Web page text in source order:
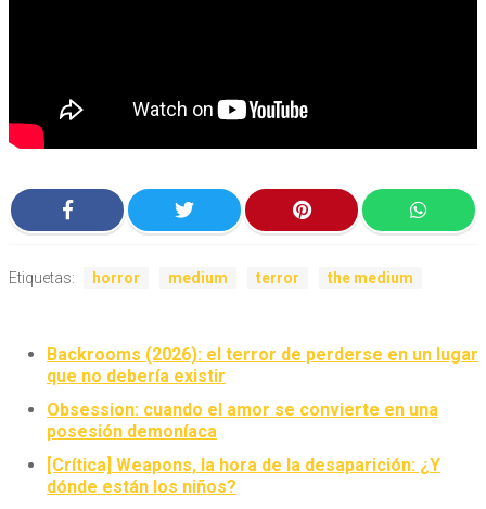
Etiquetas: horror medium terror the medium
Backrooms (2026): el terror de perderse en un lugar
que no debería existir
Obsession: cuando el amor se convierte en una
posesión demoníaca
[Crítica] Weapons, la hora de la desaparición: ¿Y
dónde están los niños?